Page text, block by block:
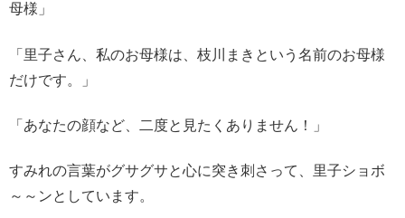
母様」
「里子さん、私のお母様は、枝川まきという名前のお母様
だけです。」
「あなたの顔など、二度と見たくありません！」
すみれの言葉がグサグサと心に突き刺さって、里子ショボ
～～ンとしています。